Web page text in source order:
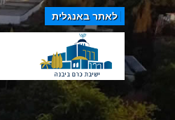
לאתר באנגלית